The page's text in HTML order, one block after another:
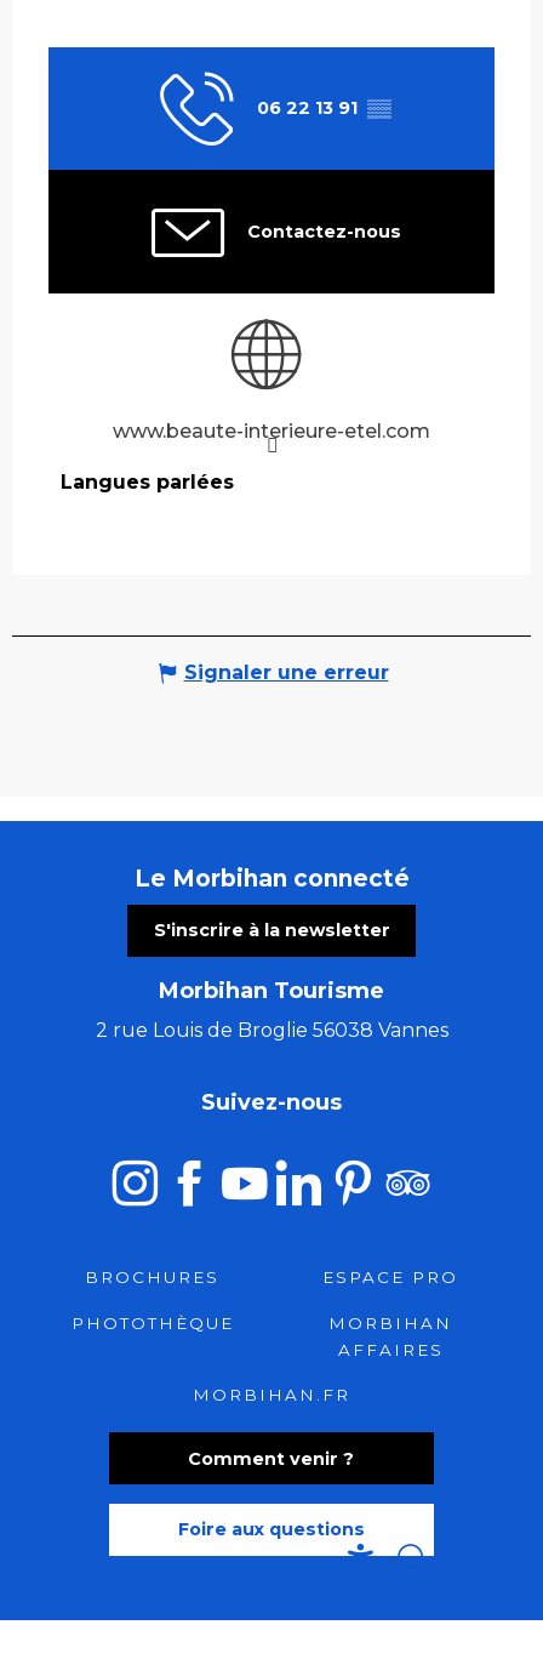
06 22 13 91 ▒▒
Contactez-nous
www.beaute-interieure-etel.com
Langues parlées
Langues parlées
Signaler une erreur
Le Morbihan connecté
S'inscrire à la newsletter
Morbihan Tourisme
2 rue Louis de Broglie 56038 Vannes
Comment venir ?
Foire aux questions
Suivez-nous
BROCHURES ESPACE PRO
PHOTOTHÈQUE
MORBIHAN
AFFAIRES
MORBIHAN.FR